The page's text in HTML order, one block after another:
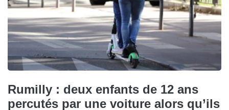
Rumilly : deux enfants de 12 ans
percutés par une voiture alors qu’ils